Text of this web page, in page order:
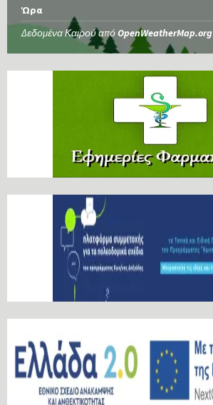
Ώρα
Δεδομένα Καιρού από OpenWeatherMap.org